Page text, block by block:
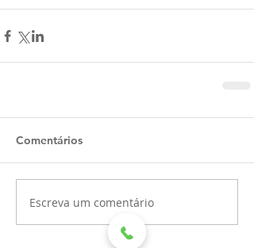
Comentários
Escreva um comentário